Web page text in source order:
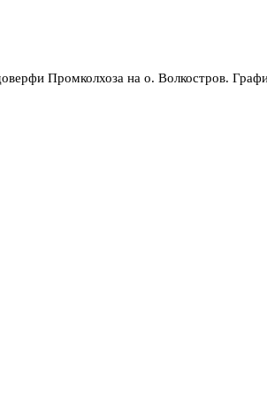
Промколхоза на о. Волкостров.